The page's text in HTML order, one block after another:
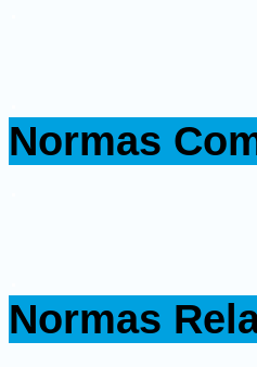
Normas
Normas